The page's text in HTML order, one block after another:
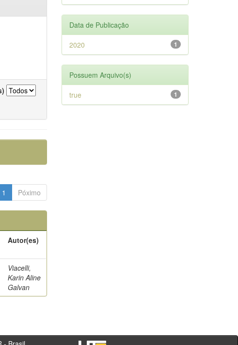
1 Póximo
Autor(es)
Viacelli,
Karin Aline
Galvan
Data de Publicação
1
2020
Possuem Arquivo(s)
1
true